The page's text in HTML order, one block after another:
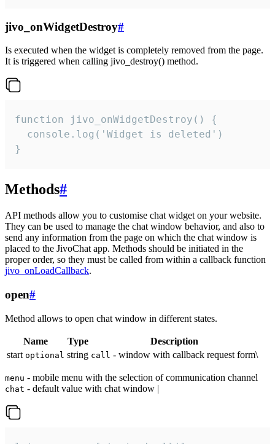
jivo_onWidgetDestroy#
Is executed when the widget is completely removed from the page.
It is triggered when calling jivo_destroy() method.
function jivo_onWidgetDestroy() {
  console.log('Widget is deleted')
}
Methods#
API methods allow you to customise chat widget on your website.
They can be used to manage the chat window behavior, and also to
send any information from the page on which the chat window is
placed to the JivoChat app. Methods should be initiated in the
proper order, so they must be called from within a callback function
jivo_onLoadCallback.
open#
Method allows to open chat window in different states.
Name Type
Description
start optional string call - window with callback request form\
menu - mobile menu with the selection of communication channel
chat - default value with chat window |